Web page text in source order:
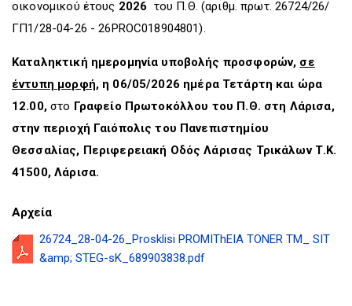
οικονομικού έτους 2026 του Π.Θ. (αριθμ. πρωτ. 26724/26/
ΓΠ1/28-04-26 - 26PROC018904801).
Καταληκτική ημερομηνία υποβολής προσφορών, σε
έντυπη μορφή, η 06/05/2026 ημέρα Τετάρτη και ώρα
12.00,στο Γραφείο Πρωτοκόλλου του Π.Θ. στη Λάρισα,
στην περιοχή Γαιόπολις του Πανεπιστημίου
Θεσσαλίας, Περιφερειακή Οδός Λάρισας Τρικάλων Τ.Κ.
41500, Λάρισα.
Αρχεία
26724_28-04-26_Prosklisi PROMIThEIA TONER TM_ SIT
&amp; STEG-sK_689903838.pdf